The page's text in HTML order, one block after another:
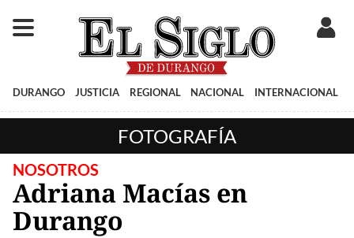
DURANGO JUSTICIA REGIONAL NACIONAL INTERNACIONAL
FOTOGRAFÍA
NOSOTROS
Adriana Macías en
Durango